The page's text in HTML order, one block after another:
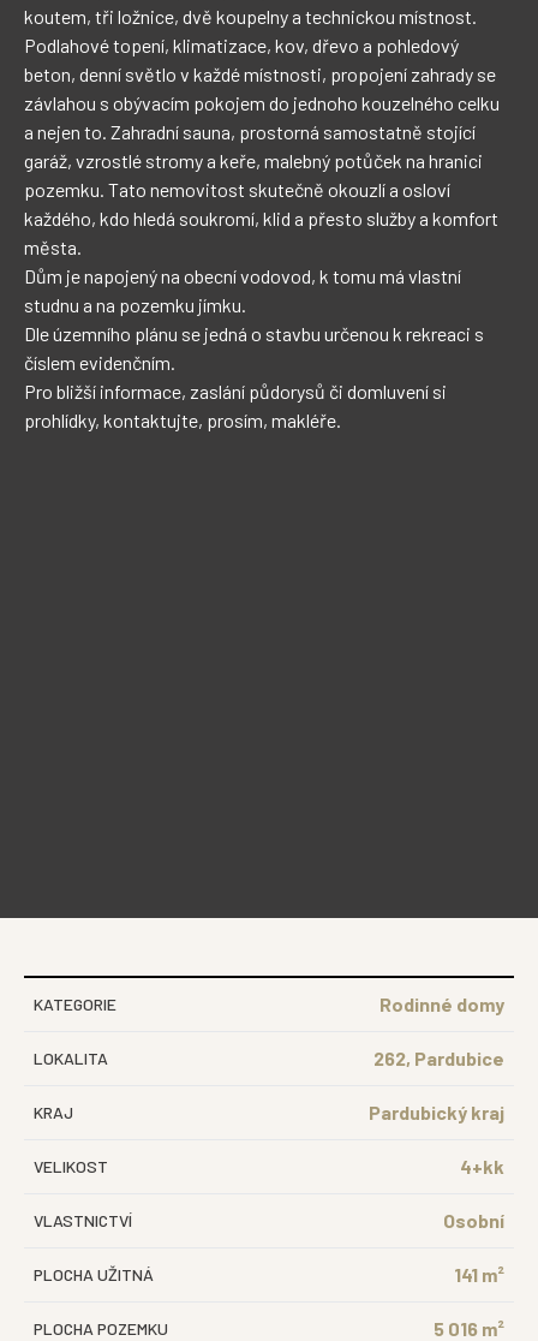
koutem, tři ložnice, dvě koupelny a technickou místnost.
Podlahové topení, klimatizace, kov, dřevo a pohledový
beton, denní světlo v každé místnosti, propojení zahrady se
závlahou s obývacím pokojem do jednoho kouzelného celku
a nejen to. Zahradní sauna, prostorná samostatně stojící
garáž, vzrostlé stromy a keře, malebný potůček na hranici
pozemku. Tato nemovitost skutečně okouzlí a osloví
každého, kdo hledá soukromí, klid a přesto služby a komfort
města.
Dům je napojený na obecní vodovod, k tomu má vlastní
studnu a na pozemku jímku.
Dle územního plánu se jedná o stavbu určenou k rekreaci s
číslem evidenčním.
Pro bližší informace, zaslání půdorysů či domluvení si
KATEGORIE Rodinné domy
LOKALITA 262, Pardubice
KRAJ Pardubický kraj
VELIKOST 4+kk
VLASTNICTVÍ Osobní
PLOCHA UŽITNÁ 141 m²
PLOCHA POZEMKU 5 016 m²